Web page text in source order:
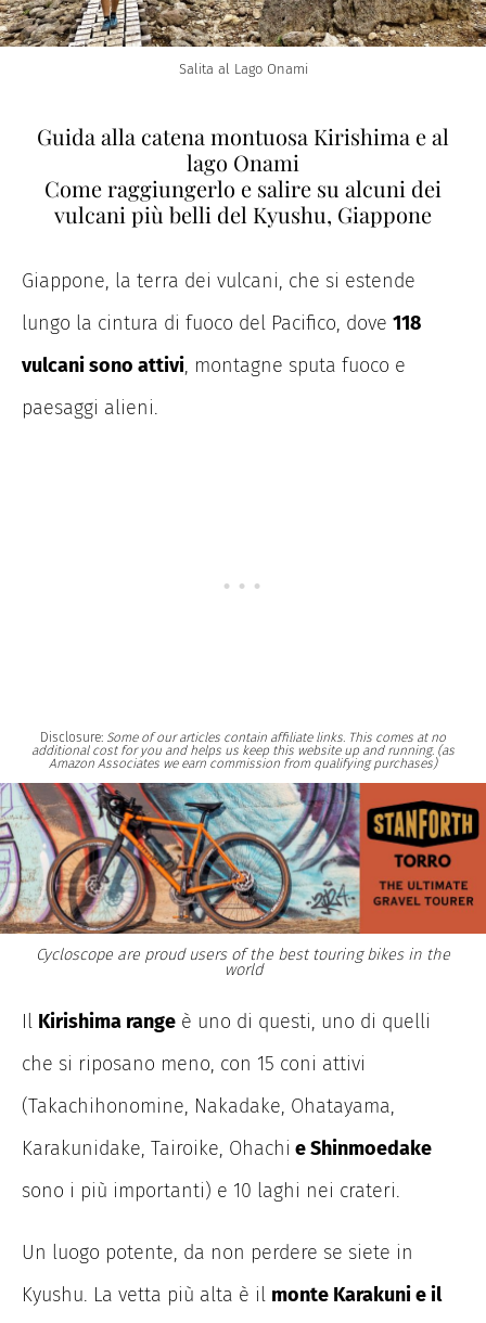
Salita al Lago Onami
Guida alla catena montuosa Kirishima e al
lago Onami
Come raggiungerlo e salire su alcuni dei
vulcani più belli del Kyushu, Giappone
Giappone, la terra dei vulcani, che si estende
lungo la cintura di fuoco del Pacifico, dove 118
vulcani sono attivi, montagne sputa fuoco e
paesaggi alieni.
Disclosure: Some of our articles contain affiliate links. This comes at no
additional cost for you and helps us keep this website up and running. (as
Amazon Associates we earn commission from qualifying purchases)
Cycloscope are proud users of the best touring bikes in the
world
Il Kirishima range è uno di questi, uno di quelli
che si riposano meno, con 15 coni attivi
(Takachihonomine, Nakadake, Ohatayama,
Karakunidake, Tairoike, Ohachi e Shinmoedake
sono i più importanti) e 10 laghi nei crateri.
Un luogo potente, da non perdere se siete in
Kyushu. La vetta più alta è il monte Karakuni e il